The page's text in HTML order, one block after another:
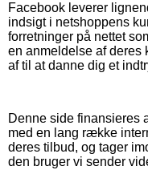
Facebook leverer
indsigt i netshoppens
forretninger på nettet
en anmeldelse af deres
af til at danne dig et
Denne side finansieres
med en lang række
deres tilbud, og tager
den bruger vi sender